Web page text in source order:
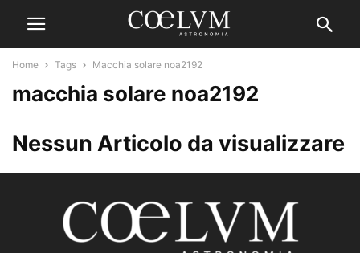
Home Tags Macchia solare noa2192
macchia solare noa2192
Nessun Articolo da visualizzare